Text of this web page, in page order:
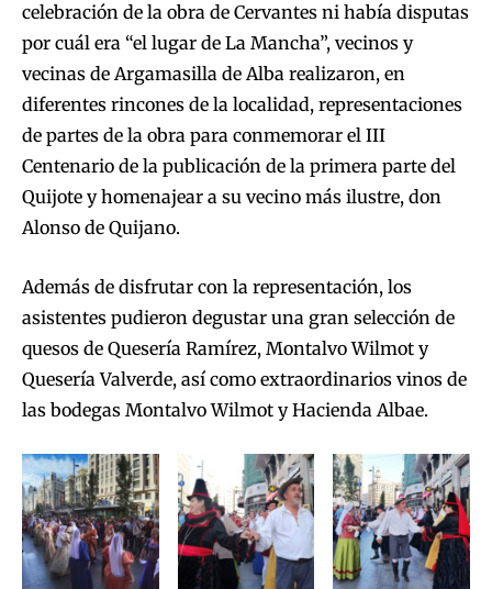
celebración de la obra de Cervantes ni había disputas
por cuál era “el lugar de La Mancha”, vecinos y
vecinas de Argamasilla de Alba realizaron, en
diferentes rincones de la localidad, representaciones
de partes de la obra para conmemorar el III
Centenario de la publicación de la primera parte del
Quijote y homenajear a su vecino más ilustre, don
Alonso de Quijano.
Además de disfrutar con la representación, los
asistentes pudieron degustar una gran selección de
quesos de Quesería Ramírez, Montalvo Wilmot y
Quesería Valverde, así como extraordinarios vinos de
las bodegas Montalvo Wilmot y Hacienda Albae.